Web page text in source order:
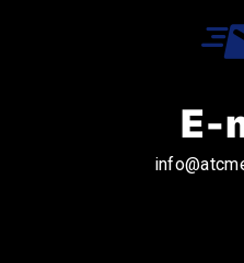
E-